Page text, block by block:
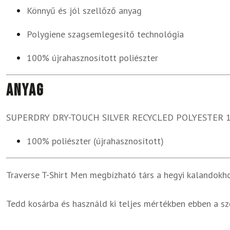
Könnyű és jól szellőző anyag
Polygiene szagsemlegesítő technológia
100% újrahasznosított poliészter
Anyag
SUPERDRY DRY-TOUCH SILVER RECYCLED POLYESTER
100% poliészter (újrahasznosított)
Traverse T-Shirt Men megbízható társ a hegyi
Tedd kosárba és használd ki teljes mértékben ebben a